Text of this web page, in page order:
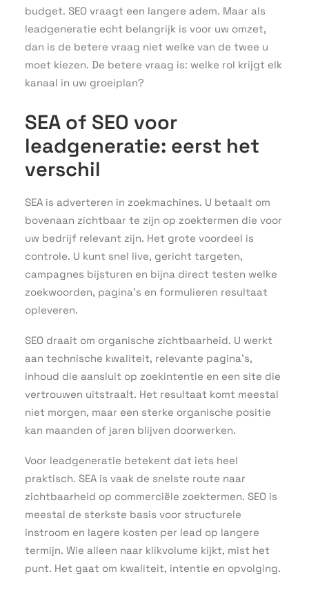
budget. SEO vraagt een langere adem. Maar als
leadgeneratie echt belangrijk is voor uw omzet,
dan is de betere vraag niet welke van de twee u
moet kiezen. De betere vraag is: welke rol krijgt elk
kanaal in uw groeiplan?
SEA of SEO voor
leadgeneratie: eerst het
verschil
SEA is adverteren in zoekmachines. U betaalt om
bovenaan zichtbaar te zijn op zoektermen die voor
uw bedrijf relevant zijn. Het grote voordeel is
controle. U kunt snel live, gericht targeten,
campagnes bijsturen en bijna direct testen welke
zoekwoorden, pagina’s en formulieren resultaat
opleveren.
SEO draait om organische zichtbaarheid. U werkt
aan technische kwaliteit, relevante pagina’s,
inhoud die aansluit op zoekintentie en een site die
vertrouwen uitstraalt. Het resultaat komt meestal
niet morgen, maar een sterke organische positie
kan maanden of jaren blijven doorwerken.
Voor leadgeneratie betekent dat iets heel
praktisch. SEA is vaak de snelste route naar
zichtbaarheid op commerciële zoektermen. SEO is
meestal de sterkste basis voor structurele
instroom en lagere kosten per lead op langere
termijn. Wie alleen naar klikvolume kijkt, mist het
punt. Het gaat om kwaliteit, intentie en opvolging.